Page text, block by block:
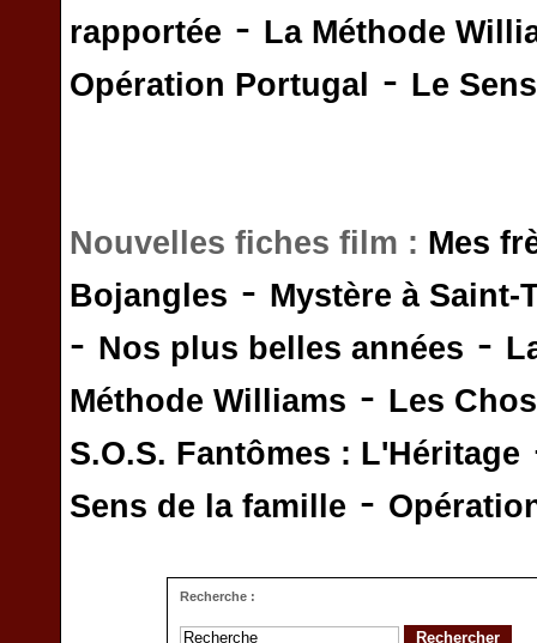
rapportée - La Méthode
Opération Portugal
- Le
Nouvelles fiches film : Mes
Bojangles - Mystère à Saint-
- Nos plus belles années -
Méthode Williams - Les
S.O.S. Fantômes : L'Héritage
Sens de la famille -
Recherche :